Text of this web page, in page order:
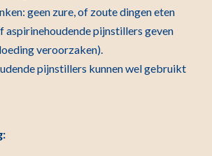
geen zure, of zoute dingen eten
aspirinehoudende pijnstillers geven
veroorzaken).
pijnstillers kunnen wel gebruikt